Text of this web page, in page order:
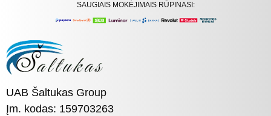
SAUGIAIS MOKĖJIMAIS RŪPINASI:
UAB Šaltukas Group
Įm. kodas: 159703263